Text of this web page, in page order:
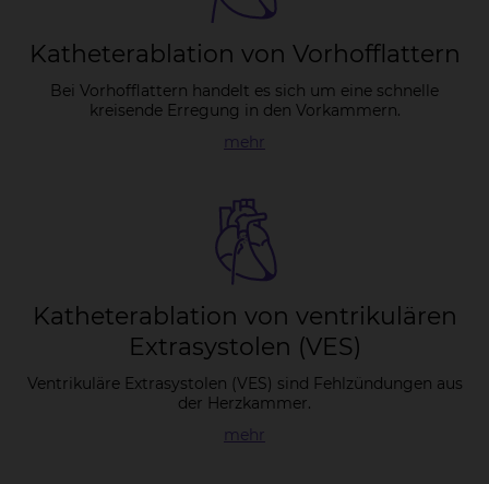
Ka­the­tera­b­la­ti­on von Vor­hoff­lat­tern
Bei Vorhofflattern handelt es sich um eine schnelle
kreisende Erregung in den Vorkammern.
mehr
Ka­the­tera­b­la­ti­on von ven­tri­ku­lären
Ex­tra­sys­to­len (VES)
Ventrikuläre Extrasystolen (VES) sind Fehlzündungen aus
der Herzkammer.
mehr